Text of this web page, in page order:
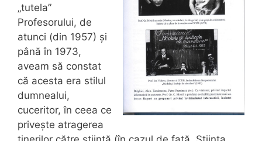
„tutela”
Profesorului, de
atunci (din 1957) și
până în 1973,
aveam să constat
că acesta era stilul
dumnealui,
cuceritor, în ceea ce
privește atragerea